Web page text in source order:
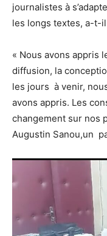
journalistes à
les longs textes, a-t-
« Nous avons appris
diffusion, la
les jours à venir,
avons appris. Les
changement sur nos
Augustin Sanou,un